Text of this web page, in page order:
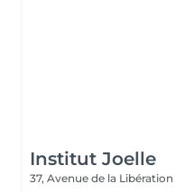
Institut Joelle
37, Avenue de la Libération